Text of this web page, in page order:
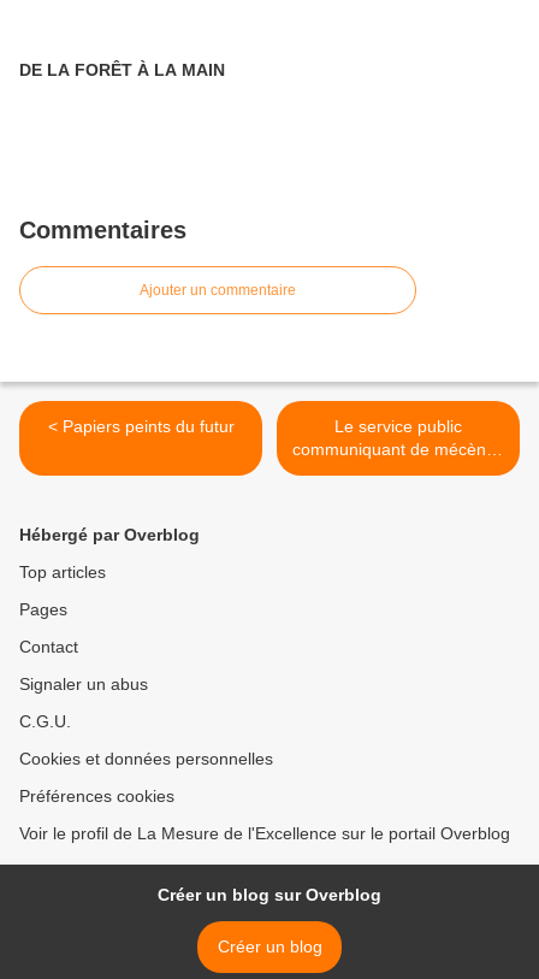
DE LA FORÊT À LA MAIN
Commentaires
Ajouter un commentaire
< Papiers peints du futur
Le service public
communiquant de mécènes
privés. >
Hébergé par Overblog
Top articles
Pages
Contact
Signaler un abus
C.G.U.
Cookies et données personnelles
Préférences cookies
Voir le profil de La Mesure de l'Excellence sur le portail Overblog
Créer un blog sur Overblog
Créer un blog